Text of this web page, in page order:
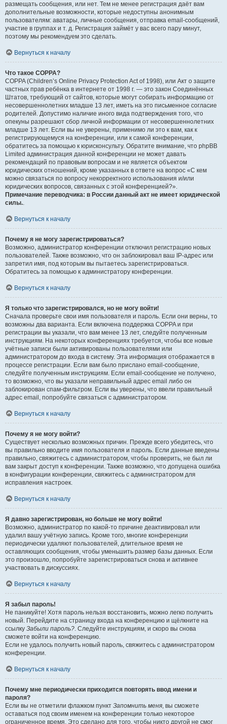
размещать сообщения, или нет. Тем не менее регистрация даёт вам
дополнительные возможности, которые недоступны анонимным
пользователям: аватары, личные сообщения, отправка email-сообщений,
участие в группах и т. д. Регистрация займёт у вас всего пару минут,
поэтому мы рекомендуем это сделать.
Вернуться к началу
Что такое COPPA?
COPPA (Children’s Online Privacy Protection Act of 1998), или Акт о защите
частных прав ребёнка в интернете от 1998 г. — это закон Соединённых
Штатов, требующий от сайтов, которые могут собирать информацию от
несовершеннолетних младше 13 лет, иметь на это письменное согласие
родителей. Допустимо наличие иного вида подтверждения того, что
опекуны разрешают сбор личной информации от несовершеннолетних
младше 13 лет. Если вы не уверены, применимо ли это к вам, как к
регистрирующемуся на конференции, или к самой конференции,
обратитесь за помощью к юрисконсульту. Обратите внимание, что phpBB
Limited администрация данной конференции не может давать
рекомендаций по правовым вопросам и не является объектом
юридических отношений, кроме указанных в ответе на вопрос «С кем
можно связаться по вопросу некорректного использования и/или
юридических вопросов, связанных с этой конференцией?».
Примечание переводчика: в России данный акт не имеет юридической
силы..
Вернуться к началу
Почему я не могу зарегистрироваться?
Возможно, администратор конференции отключил регистрацию новых
пользователей. Также возможно, что он заблокировал ваш IP-адрес или
запретил имя, под которым вы пытаетесь зарегистрироваться.
Обратитесь за помощью к администратору конференции.
Вернуться к началу
Я только что зарегистрировался, но не могу войти!
Сначала проверьте свои имя пользователя и пароль. Если они верны, то
возможны два варианта. Если включена поддержка COPPA и при
регистрации вы указали, что вам менее 13 лет, следуйте полученным
инструкциям. На некоторых конференциях требуется, чтобы все новые
учётные записи были активированы пользователями или
администратором до входа в систему. Эта информация отображается в
процессе регистрации. Если вам было прислано email-сообщение,
следуйте полученным инструкциям. Если email-сообщение не получено,
то возможно, что вы указали неправильный адрес email либо он
заблокирован спам-фильтром. Если вы уверены, что ввели правильный
адрес email, попробуйте связаться с администратором.
Вернуться к началу
Почему я не могу войти?
Существует несколько возможных причин. Прежде всего убедитесь, что
вы правильно вводите имя пользователя и пароль. Если данные введены
правильно, свяжитесь с администратором, чтобы проверить, не был ли
вам закрыт доступ к конференции. Также возможно, что допущена ошибка
в конфигурации конференции, свяжитесь с администратором для
исправления настроек.
Вернуться к началу
Я давно зарегистрирован, но больше не могу войти!
Возможно, администратор по какой-то причине деактивировал или
удалил вашу учётную запись. Кроме того, многие конференции
периодически удаляют пользователей, длительное время не
оставляющих сообщения, чтобы уменьшить размер базы данных. Если
это произошло, попробуйте зарегистрироваться снова и активнее
участвовать в дискуссиях.
Вернуться к началу
Я забыл пароль!
Не паникуйте! Хотя пароль нельзя восстановить, можно легко получить
новый. Перейдите на страницу входа на конференцию и щёлкните на
ссылку Забыли пароль?. Следуйте инструкциям, и скоро вы снова
сможете войти на конференцию.
Если не удалось получить новый пароль, свяжитесь с администратором
конференции.
Вернуться к началу
Почему мне периодически приходится повторять ввод имени и
пароля?
Если вы не отметили флажком пункт Запомнить меня, вы сможете
оставаться под своим именем на конференции только некоторое
ограниченное время. Это сделано для того, чтобы никто другой не смог